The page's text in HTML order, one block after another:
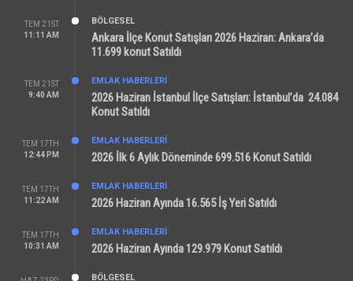
TEM 21ST
11:11 AM
BÖLGESEL
Ankara İlçe Konut Satışları 2026 Haziran: Ankara’da
11.699 konut Satıldı
TEM 21ST
9:40 AM
EMLAK HABERLERI
2026 Haziran İstanbul İlçe Satışları: İstanbul’da 24.084
Konut Satıldı
TEM 17TH
12:44 PM
EMLAK HABERLERI
2026 İlk 6 Aylık Döneminde 699.516 Konut Satıldı
TEM 17TH
11:22 AM
EMLAK HABERLERI
2026 Haziran Ayında 16.565 İş Yeri Satıldı
TEM 17TH
10:31 AM
EMLAK HABERLERI
2026 Haziran Ayında 129.979 Konut Satıldı
BÖLGESEL